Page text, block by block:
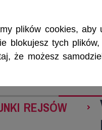
plików cookies, aby
blokujesz tych
że możesz
REJSÓW